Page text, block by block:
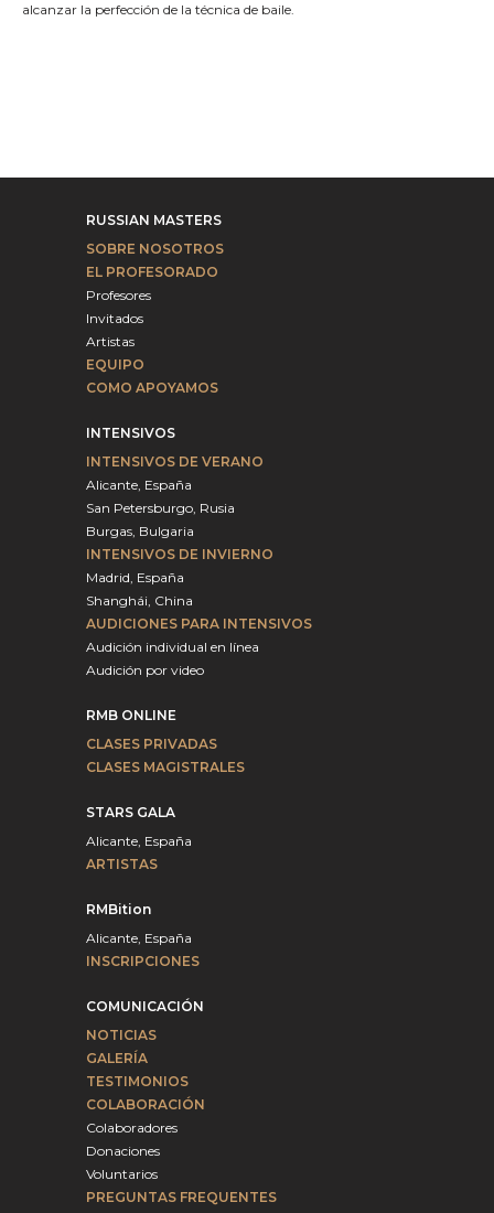
alcanzar la perfección de la técnica de baile.
RUSSIAN MASTERS
SOBRE NOSOTROS
EL PROFESORADO
Profesores
Invitados
Artistas
EQUIPO
COMO APOYAMOS
INTENSIVOS
INTENSIVOS DE VERANO
Alicante, España
San Petersburgo, Rusia
Burgas, Bulgaria
INTENSIVOS DE INVIERNO
Madrid, España
Shanghái, China
AUDICIONES PARA INTENSIVOS
Audición individual en línea
Audición por video
RMB ONLINE
CLASES PRIVADAS
CLASES MAGISTRALES
STARS GALA
Alicante, España
ARTISTAS
RMBition
Alicante, España
INSCRIPCIONES
COMUNICACIÓN
NOTICIAS
GALERÍA
TESTIMONIOS
COLABORACIÓN
Colaboradores
Donaciones
Voluntarios
PREGUNTAS FREQUENTES